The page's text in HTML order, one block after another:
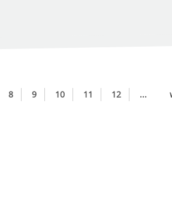
8 9 10 11 12 ...